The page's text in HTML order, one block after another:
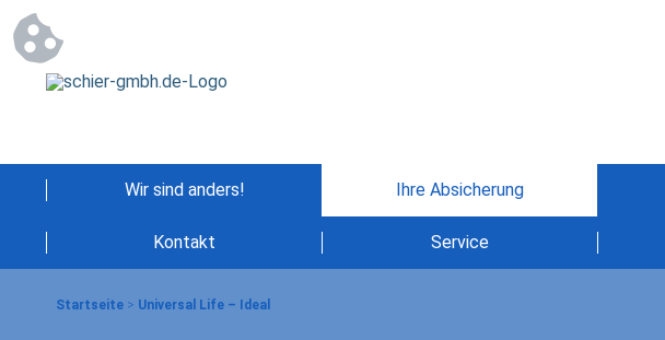
Wir sind anders! Ihre Absicherung
Kontakt Service
Startseite > Universal Life – Ideal